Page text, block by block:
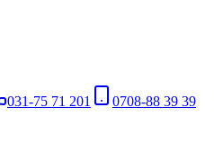
031-75 71 201
0708-88 39 39